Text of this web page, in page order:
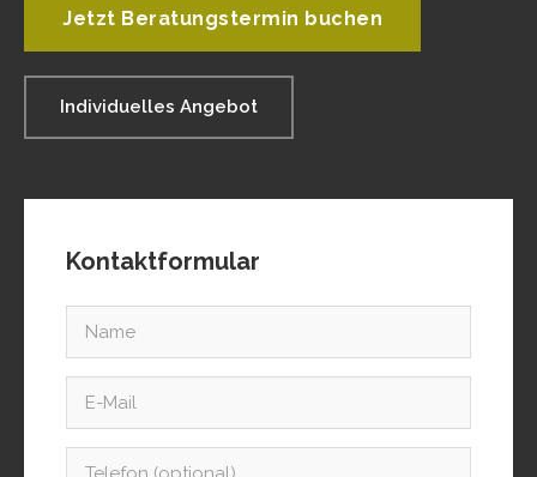
Jetzt Beratungstermin buchen
Individuelles Angebot
Kontaktformular